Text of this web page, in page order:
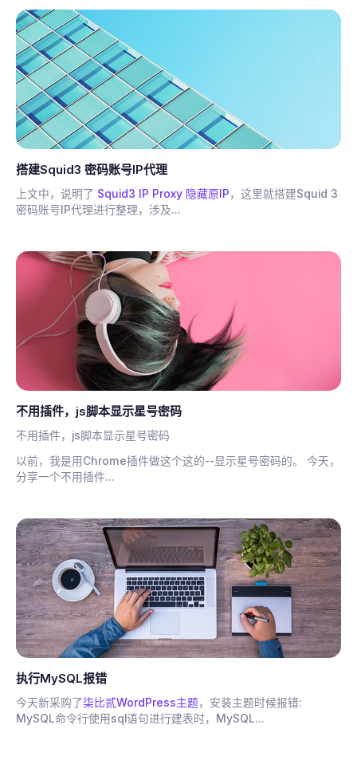
搭建Squid3 密码账号IP代理
上文中，说明了 Squid3 IP Proxy 隐藏原IP，这里就搭建Squid 3
密码账号IP代理进行整理，涉及...
不用插件，js脚本显示星号密码
不用插件，js脚本显示星号密码
以前，我是用Chrome插件做这个这的--显示星号密码的。 今天，
分享一个不用插件...
执行MySQL报错
今天新采购了柒比贰WordPress主题，安装主题时候报错:
MySQL命令行使用sql语句进行建表时，MySQL...